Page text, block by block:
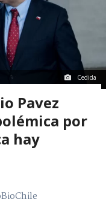
Cedida
Pavez
por
hay